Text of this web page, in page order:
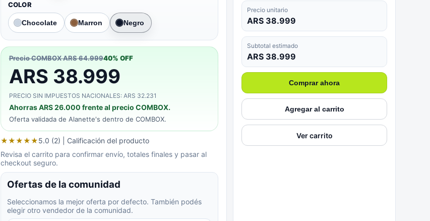
COLOR
Chocolate Marron Negro
Precio COMBOXARS 64.99940% OFF
ARS 38.999
PRECIO SIN IMPUESTOS NACIONALES: ARS 32.231
AhorrasARS 26.000 frente al precio COMBOX.
Oferta validada de Alanette's dentro de COMBOX.
★★★★★5.0 (2) | Calificación del producto
Revisa el carrito para confirmar envío, totales finales y pasar al
checkout seguro.
Ofertas de la comunidad
Seleccionamos la mejor oferta por defecto. También podés
elegir otro vendedor de la comunidad.
Precio unitario
ARS 38.999
Subtotal estimado
ARS 38.999
Comprar ahora
Agregar al carrito
Ver carrito